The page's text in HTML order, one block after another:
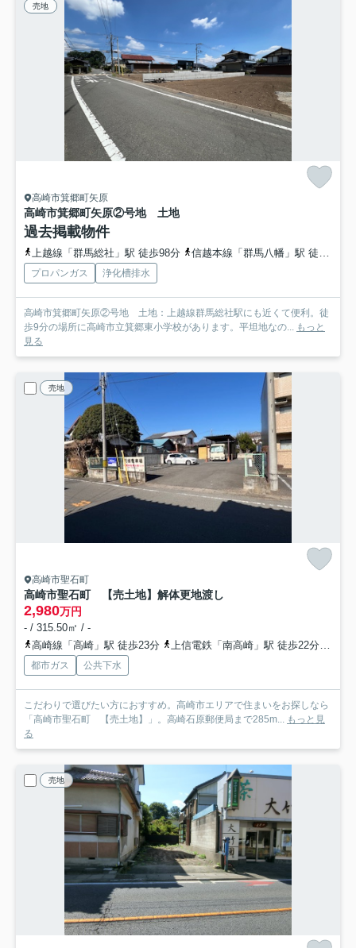
売地
高崎市箕郷町矢原
高崎市箕郷町矢原②号地 土地
過去掲載物件
上越線「群馬総社」駅 徒歩98分 信越本線「群馬八幡」駅 徒歩102分
プロパンガス 浄化槽排水
高崎市箕郷町矢原②号地 土地：上越線群馬総社駅にも近くて便利。徒
歩9分の場所に高崎市立箕郷東小学校があります。平坦地なの...
もっと
見る
売地
高崎市聖石町
高崎市聖石町 【売土地】解体更地渡し
2,980万円
- / 315.50㎡ / -
高崎線「高崎」駅 徒歩23分
上信電鉄「南高崎」駅 徒歩22分
都市ガス 公共下水
こだわりで選びたい方におすすめ。高崎市エリアで住まいをお探しなら
「高崎市聖石町 【売土地】」。高崎石原郵便局まで285m... もっと見
る
売地